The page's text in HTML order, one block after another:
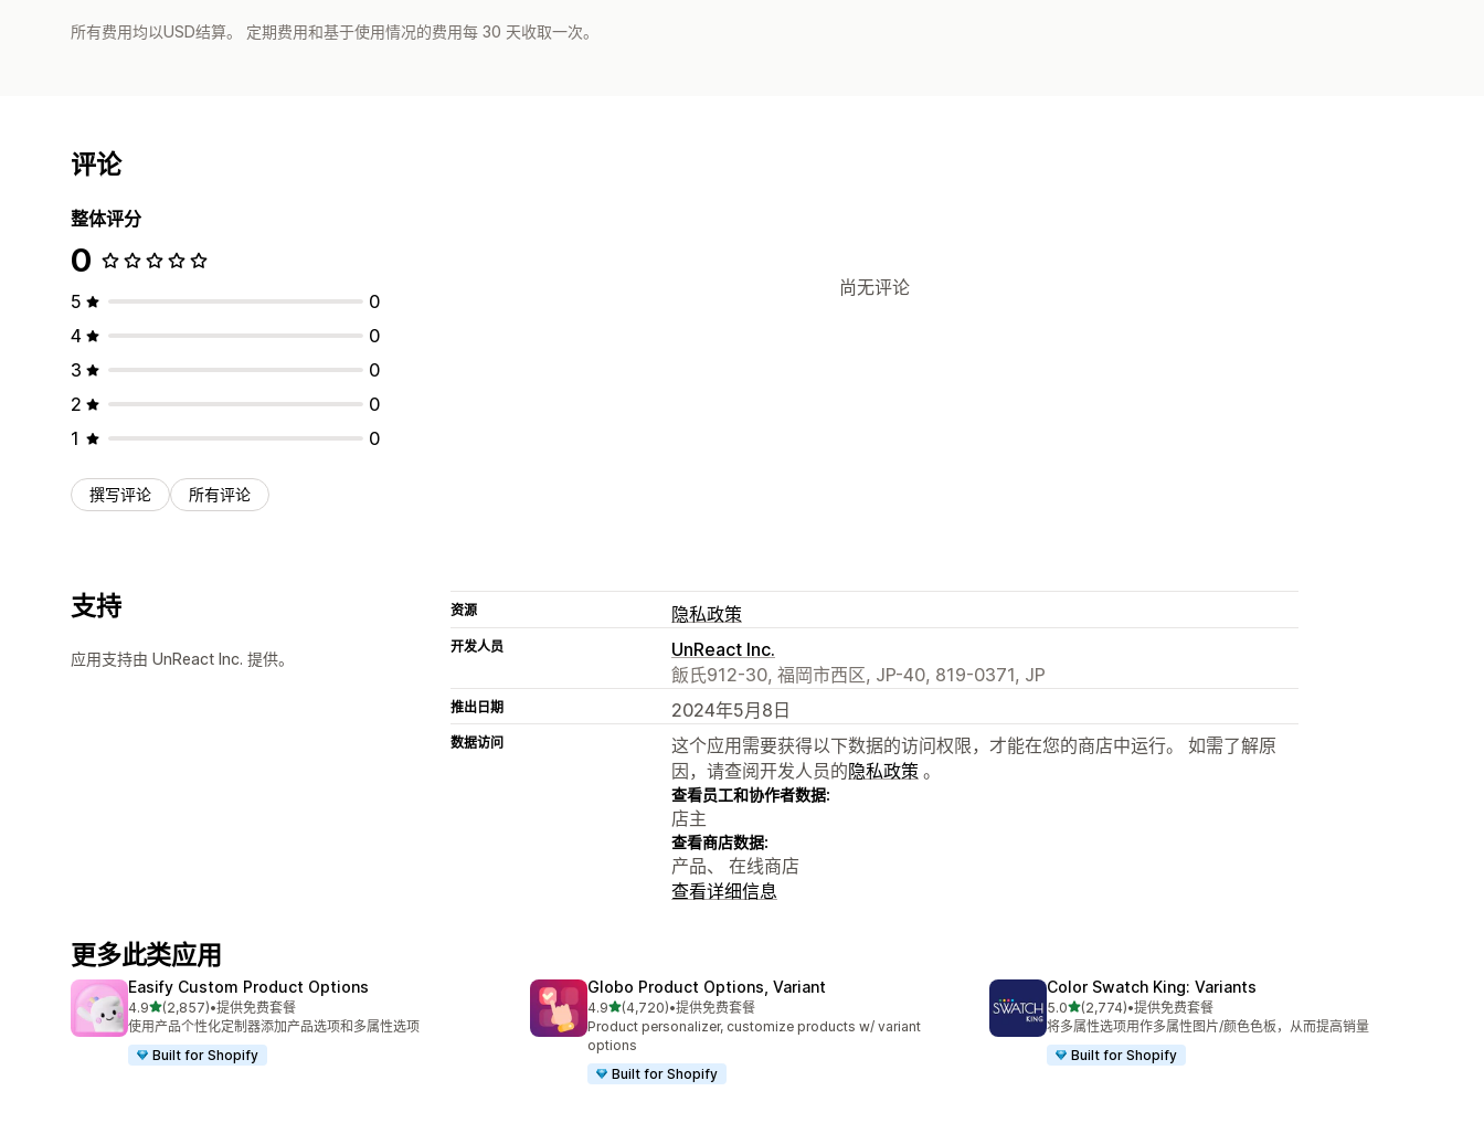
所有费用均以USD结算。 定期费用和基于使用情况的费用每 30 天收取一次。
评论
整体评分
0
5
0
4
0
3
0
2
0
1
0
撰写评论 所有评论
尚无评论
支持
应用支持由 UnReact Inc. 提供。
资源 隐私政策
开发人员
UnReact Inc.
飯氏912-30, 福岡市西区, JP-40, 819-0371, JP
推出日期 2024年5月8日
数据访问
这个应用需要获得以下数据的访问权限，才能在您的商店中运行。 如需了解原
因，请查阅开发人员的隐私政策 。
查看员工和协作者数据:
店主
查看商店数据:
产品、 在线商店
查看详细信息
更多此类应用
Easify Custom Product Options
4.9星（满分 5 星）
(2,857)
总共 2857 条评论
•提供免费套餐
使用产品个性化定制器添加产品选项和多属性选项
Built for Shopify
Globo Product Options, Variant
4.9星（满分 5 星）
(4,720)
总共 4720 条评论
•提供免费套餐
Product personalizer, customize products w/ variant
options
Built for Shopify
Color Swatch King: Variants
5.0星（满分 5 星）
(2,774)
总共 2774 条评论
•提供免费套餐
将多属性选项用作多属性图片/颜色色板，从而提高销量
Built for Shopify